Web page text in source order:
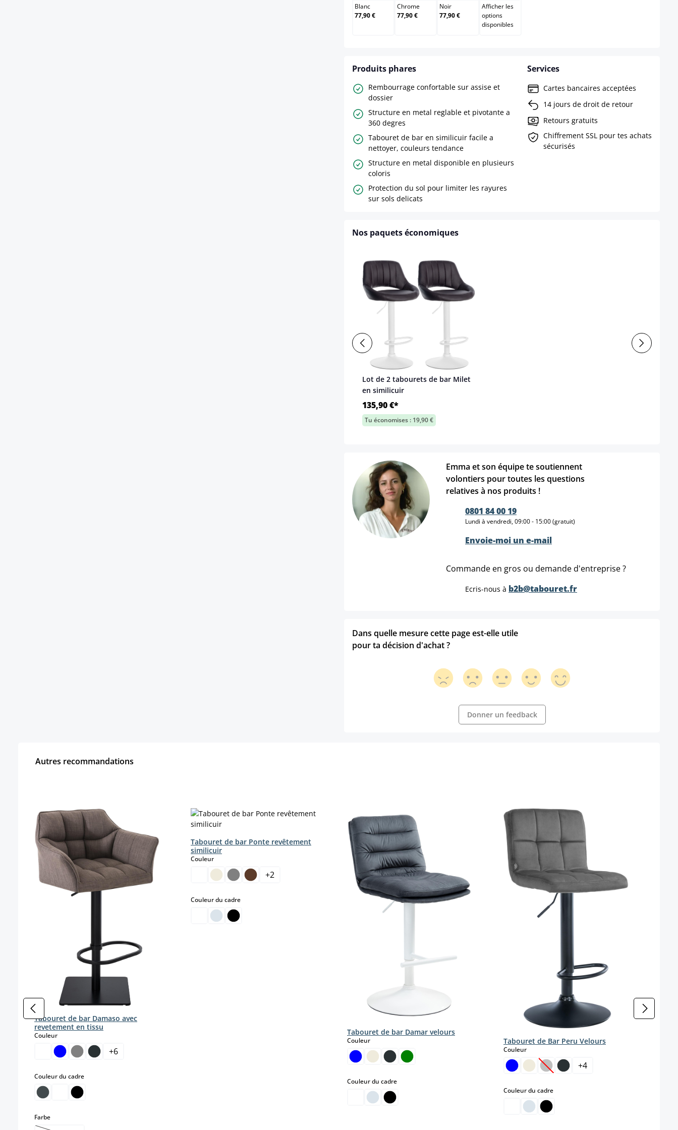
Blanc
77,90 €
Chrome
77,90 €
Noir
77,90 €
Afficher les
options
disponibles
Produits phares
Rembourrage confortable sur assise et
dossier
Structure en metal reglable et pivotante a
360 degres
Tabouret de bar en similicuir facile a
nettoyer, couleurs tendance
Structure en metal disponible en plusieurs
coloris
Protection du sol pour limiter les rayures
sur sols delicats
Services
Cartes bancaires acceptées
14 jours de droit de retour
Retours gratuits
Chiffrement SSL pour tes achats
sécurisés
Nos paquets économiques
Lot de 2 tabourets de bar Milet
en similicuir
135,90 €*
Tu économises : 19,90 €
Emma et son équipe te soutiennent
volontiers pour toutes les questions
relatives à nos produits !
0801 84 00 19
Lundi à vendredi, 09:00 - 15:00 (gratuit)
Envoie-moi un e-mail
Commande en gros ou demande d'entreprise ?
Ecris-nous à b2b@tabouret.fr
Dans quelle mesure cette page est-elle utile
pour ta décision d'achat ?
Donner un feedback
Autres recommandations
Tabouret de bar Damaso avec
revetement en tissu
Couleurselect
+6
Couleur du cadreselect
Farbeselect
Tabouret de bar Ponte revêtement
similicuir
Couleurselect
+2
Couleur du cadreselect
Tabouret de bar Damar velours
Couleurselect
Couleur du cadreselect
Tabouret de Bar Peru Velours
Couleurselect
(Cette option n'est pas disponible
+4
Couleur du cadreselect